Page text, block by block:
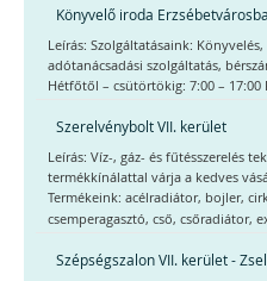
Könyvelő iroda
Leírás: Szolgáltatásaink:
adótanácsadási szolgáltatás,
Hétfőtől – csütörtökig: 7:00 – 17:00
Szerelvénybolt VII. kerület
Leírás: Víz-, gáz- és fűtésszerelés
termékkínálattal várja a kedves
Termékeink: acélradiátor, bojler,
csemperagasztó, cső, csőradiátor,
Szépségszalon VII. kerület -